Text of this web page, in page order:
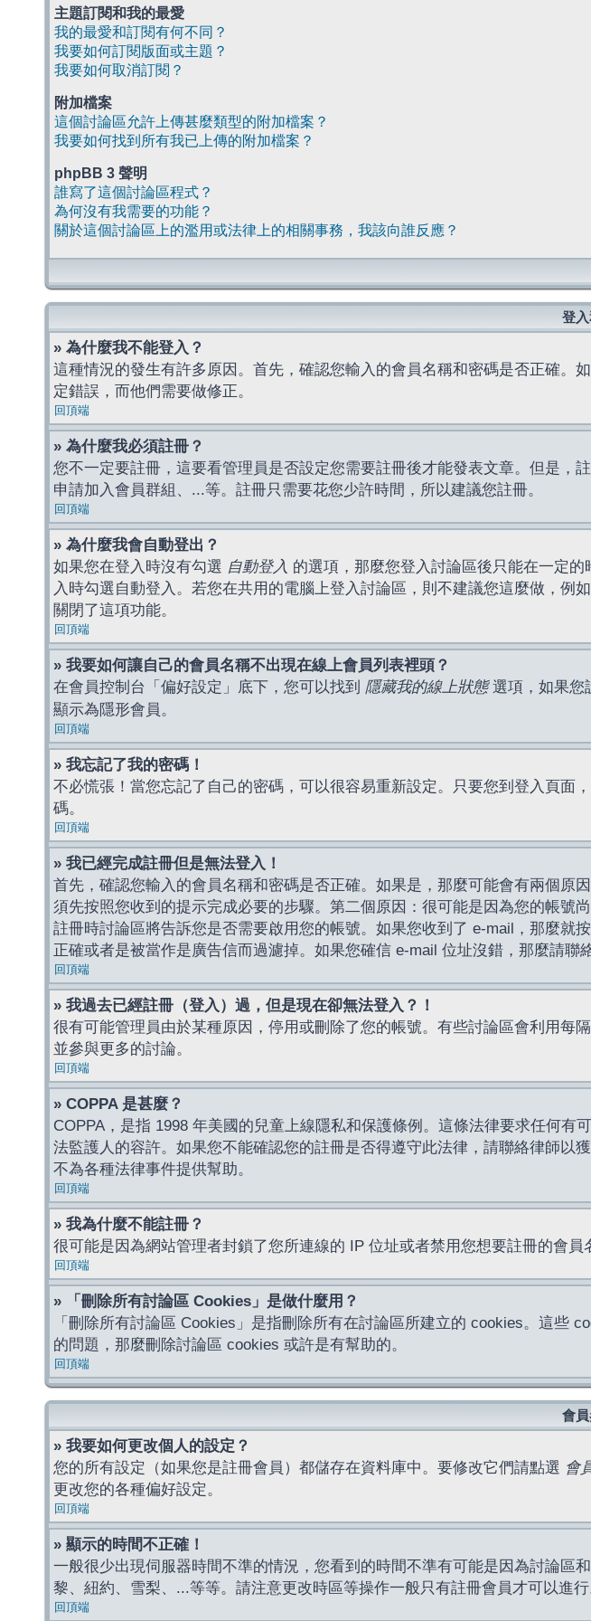
主題訂閱和我的最愛
我的最愛和訂閱有何不同？
我要如何訂閱版面或主題？
我要如何取消訂閱？
附加檔案
這個討論區允許上傳甚麼類型的附加檔案？
我要如何找到所有我已上傳的附加檔案？
phpBB 3 聲明
誰寫了這個討論區程式？
為何沒有我需要的功能？
關於這個討論區上的濫用或法律上的相關事務，我該向誰反應？
登
» 為什麼我不能登入？
這種情況的發生有許多原因。首先，確認您輸入的會員名稱和密碼是否正確。
定錯誤，而他們需要做修正。
回頂端
» 為什麼我必須註冊？
您不一定要註冊，這要看管理員是否設定您需要註冊後才能發表文章。但是，
申請加入會員群組、...等。註冊只需要花您少許時間，所以建議您註冊。
回頂端
» 為什麼我會自動登出？
如果您在登入時沒有勾選 自動登入 的選項，那麼您登入討論區後只能在一定
入時勾選自動登入。若您在共用的電腦上登入討論區，則不建議您這麼做，
關閉了這項功能。
回頂端
» 我要如何讓自己的會員名稱不出現在線上會員列表裡頭？
在會員控制台「偏好設定」底下，您可以找到 隱藏我的線上狀態選項，如果您
顯示為隱形會員。
回頂端
» 我忘記了我的密碼！
不必慌張！當您忘記了自己的密碼，可以很容易重新設定。只要您到登入頁面
碼。
回頂端
» 我已經完成註冊但是無法登入！
首先，確認您輸入的會員名稱和密碼是否正確。如果是，那麼可能會有兩個原
須先按照您收到的提示完成必要的步驟。第二個原因：很可能是因為您的帳
註冊時討論區將告訴您是否需要啟用您的帳號。如果您收到了 e-mail，那麼
正確或者是被當作是廣告信而過濾掉。如果您確信 e-mail 位址沒錯，那麼請聯
回頂端
» 我過去已經註冊（登入）過，但是現在卻無法登入？！
很有可能管理員由於某種原因，停用或刪除了您的帳號。有些討論區會利用
並參與更多的討論。
回頂端
» COPPA 是甚麼？
COPPA，是指 1998 年美國的兒童上線隱私和保護條例。這條法律要求任何
法監護人的容許。如果您不能確認您的註冊是否得遵守此法律，請聯絡律師以
不為各種法律事件提供幫助。
回頂端
» 我為什麼不能註冊？
很可能是因為網站管理者封鎖了您所連線的 IP 位址或者禁用您想要註冊的會
回頂端
» 「刪除所有討論區 Cookies」是做什麼用？
「刪除所有討論區 Cookies」是指刪除所有在討論區所建立的 cookies。這些
的問題，那麼刪除討論區 cookies 或許是有幫助的。
回頂端
會
» 我要如何更改個人的設定？
您的所有設定（如果您是註冊會員）都儲存在資料庫中。要修改它們請點選 會
更改您的各種偏好設定。
回頂端
» 顯示的時間不正確！
一般很少出現伺服器時間不準的情況，您看到的時間不準有可能是因為討論區
黎、紐約、雪梨、...等等。請注意更改時區等操作一般只有註冊會員才可以進
回頂端